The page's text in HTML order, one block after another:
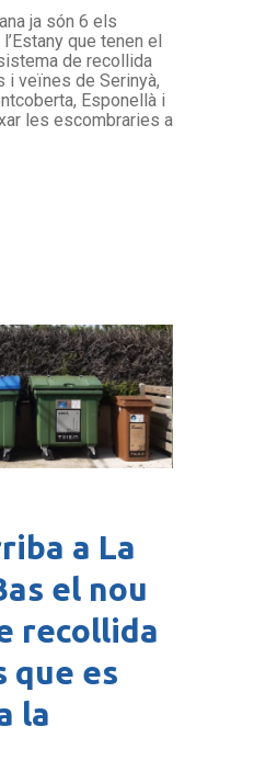
ja són 6 els
que tenen el
de recollida
i veïnes de Serinyà,
Esponellà i
les escombraries a
a La
el nou
recollida
que es
la